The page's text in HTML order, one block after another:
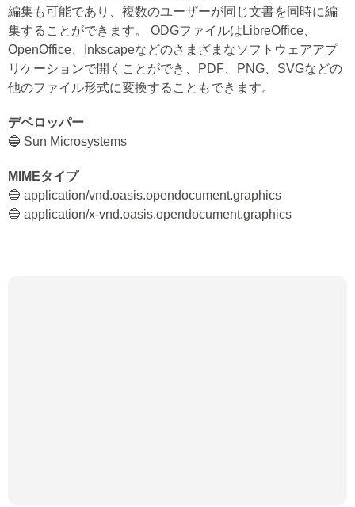
編集も可能であり、複数のユーザーが同じ文書を同時に編
集することができます。 ODGファイルはLibreOffice、
OpenOffice、Inkscapeなどのさまざまなソフトウェアアプ
リケーションで開くことができ、PDF、PNG、SVGなどの
他のファイル形式に変換することもできます。
デベロッパー
🔵 Sun Microsystems
MIMEタイプ
🔵 application/vnd.oasis.opendocument.graphics
🔵 application/x-vnd.oasis.opendocument.graphics